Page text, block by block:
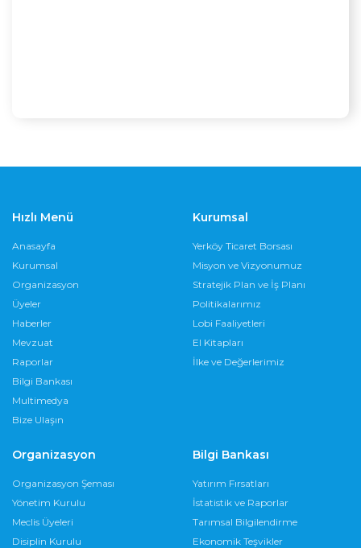
Hızlı Menü
Anasayfa
Kurumsal
Organizasyon
Üyeler
Haberler
Mevzuat
Raporlar
Bilgi Bankası
Multimedya
Bize Ulaşın
Kurumsal
Yerköy Ticaret Borsası
Misyon ve Vizyonumuz
Stratejik Plan ve İş Planı
Politikalarımız
Lobi Faaliyetleri
El Kitapları
İlke ve Değerlerimiz
Organizasyon
Organizasyon Şeması
Yönetim Kurulu
Meclis Üyeleri
Disiplin Kurulu
Bilgi Bankası
Yatırım Fırsatları
İstatistik ve Raporlar
Tarımsal Bilgilendirme
Ekonomik Teşvikler